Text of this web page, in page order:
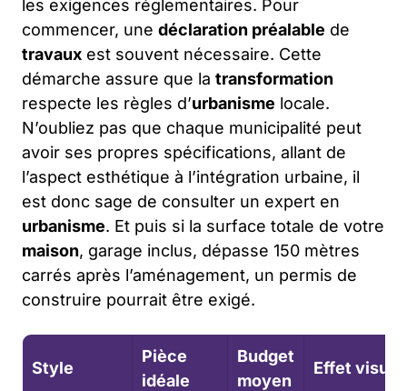
les exigences réglementaires. Pour
commencer, une déclaration préalable de
travaux est souvent nécessaire. Cette
démarche assure que la transformation
respecte les règles d’urbanisme locale.
N’oubliez pas que chaque municipalité peut
avoir ses propres spécifications, allant de
l’aspect esthétique à l’intégration urbaine, il
est donc sage de consulter un expert en
urbanisme. Et puis si la surface totale de votre
maison, garage inclus, dépasse 150 mètres
carrés après l’aménagement, un permis de
construire pourrait être exigé.
Style
Pièce
idéale
Budget
moyen
Effet visuel